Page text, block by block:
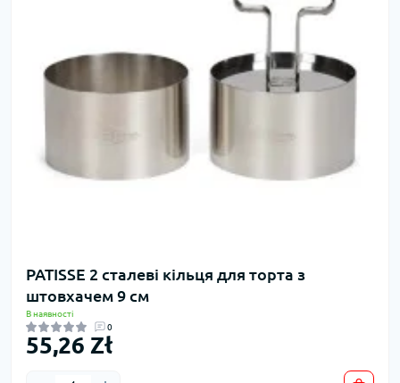
PATISSE 2 сталеві кільця для торта з
штовхачем 9 см
В наявності
0
55,26 Zł